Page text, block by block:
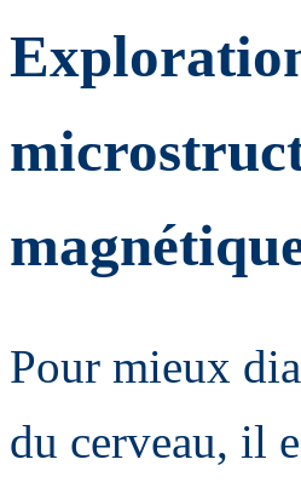
Pour mieux
du cerveau, il